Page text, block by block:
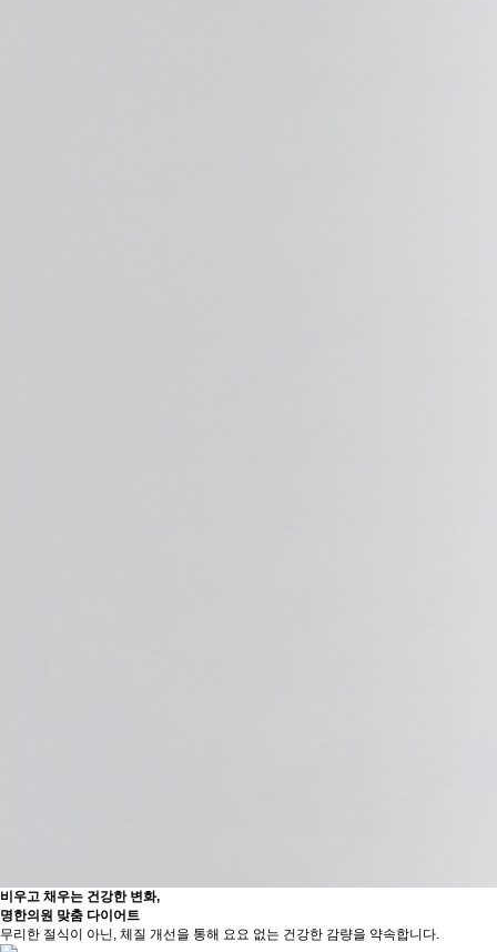
비우고 채우는 건강한 변화,
명한의원 맞춤 다이어트
무리한 절식이 아닌, 체질 개선을 통해 요요 없는 건강한 감량을 약속합니다.